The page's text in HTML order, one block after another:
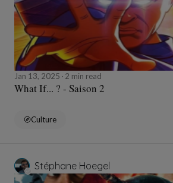
Jan 13, 2025 2 min read
What If... ? - Saison 2
Culture
Stéphane Hoegel